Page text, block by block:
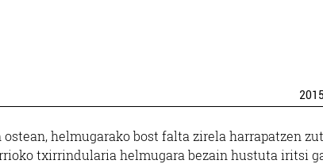
2015
helmugarako bost falta zirela harrapatzen
txirrindularia helmugara bezain hustuta iritsi